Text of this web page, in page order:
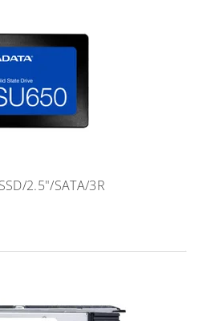
2.5"/SATA/3R